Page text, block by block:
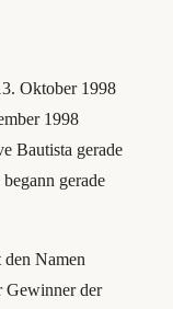
Oktober 1998
1998
Bautista gerade
gerade
Namen
Gewinner der